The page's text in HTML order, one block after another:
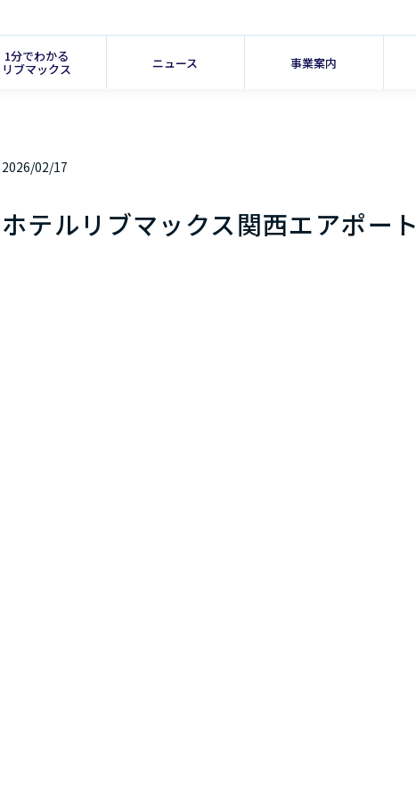
1分でわかる
リブマックス ニュース 事業案内
2026/02/17
ホテルリブマックス関西エアポート